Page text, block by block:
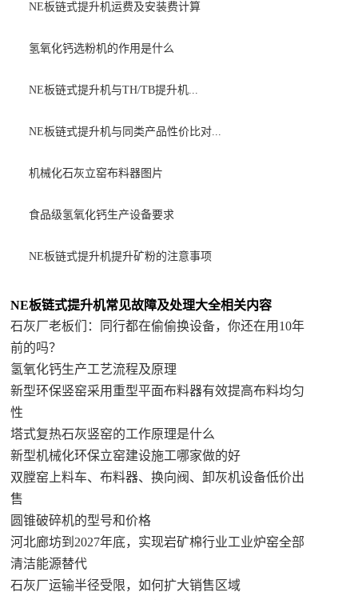
NE板链式提升机运费及安装费计算
氢氧化钙选粉机的作用是什么
NE板链式提升机与TH/TB提升机...
NE板链式提升机与同类产品性价比对...
机械化石灰立窑布料器图片
食品级氢氧化钙生产设备要求
NE板链式提升机提升矿粉的注意事项
NE板链式提升机常见故障及处理大全相关内容
石灰厂老板们：同行都在偷偷换设备，你还在用10年
前的吗？
氢氧化钙生产工艺流程及原理
新型环保竖窑采用重型平面布料器有效提高布料均匀
性
塔式复热石灰竖窑的工作原理是什么
新型机械化环保立窑建设施工哪家做的好
双膛窑上料车、布料器、换向阀、卸灰机设备低价出
售
圆锥破碎机的型号和价格
河北廊坊到2027年底，实现岩矿棉行业工业炉窑全部
清洁能源替代
石灰厂运输半径受限，如何扩大销售区域